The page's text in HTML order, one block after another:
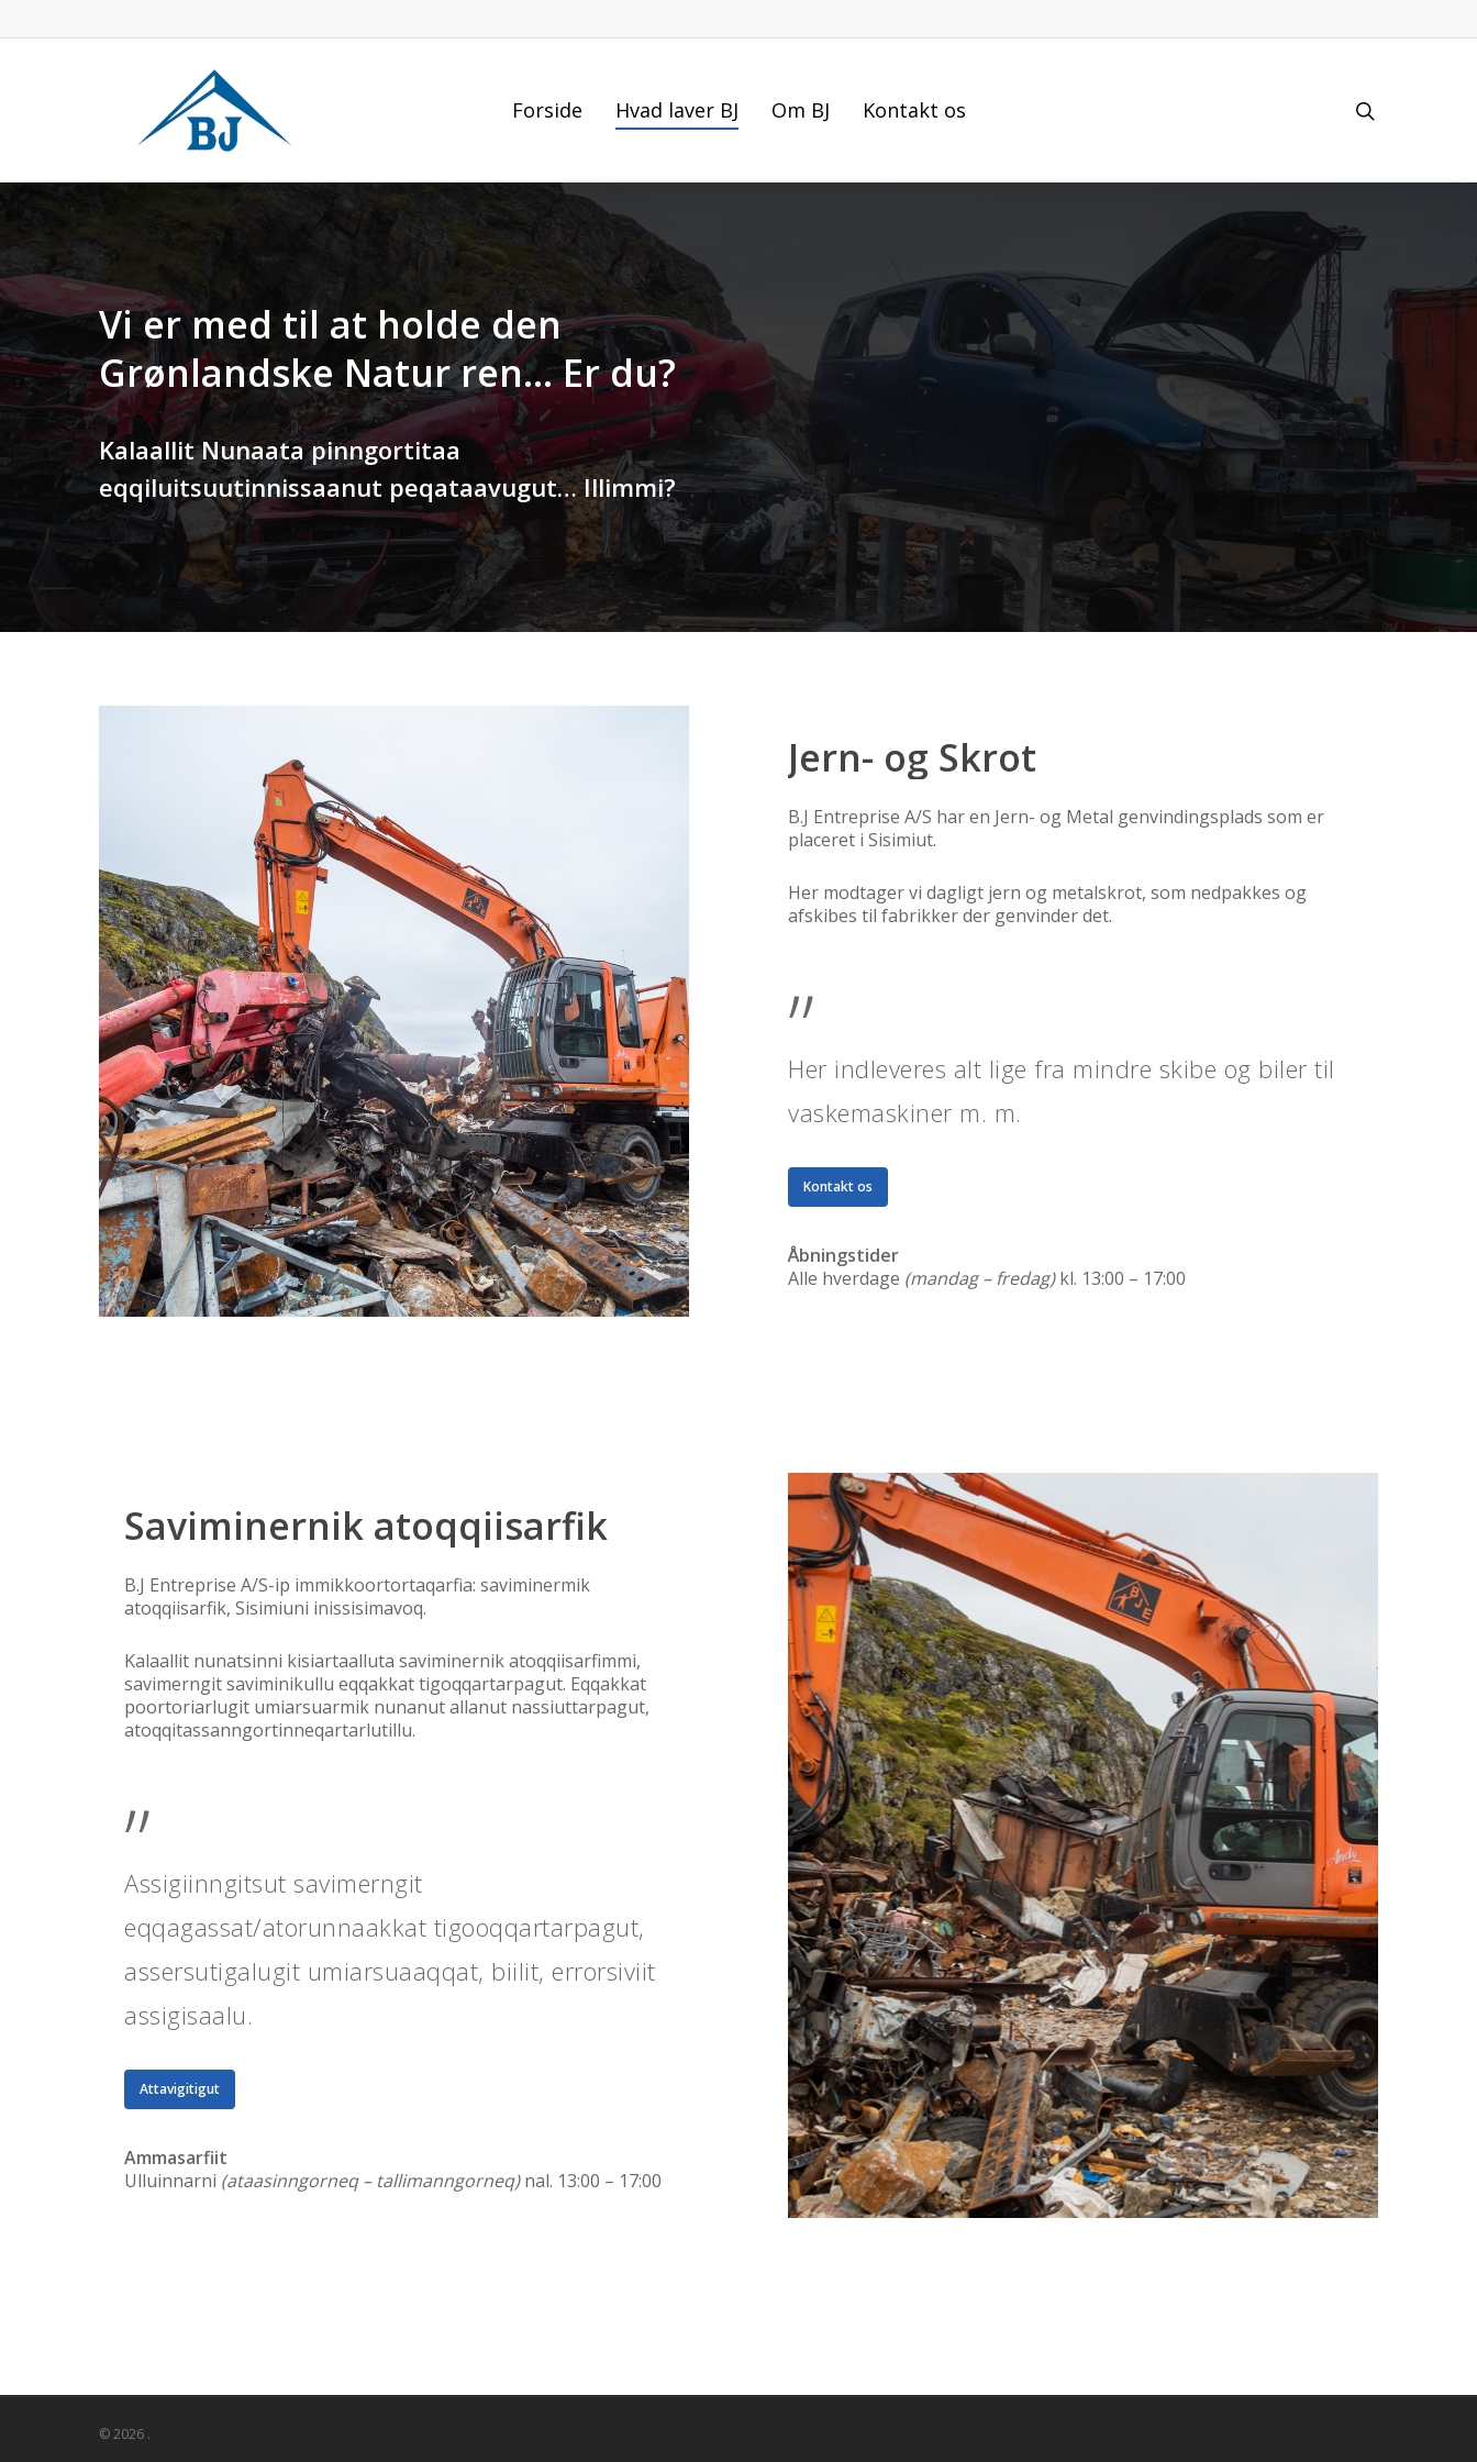
to
Forside Hvad laver BJ Om BJ Kontakt os
Vi er med til at holde den
Grønlandske Natur ren… Er du?
Kalaallit Nunaata pinngortitaa
eqqiluitsuutinnissaanut peqataavugut… Illimmi?
Jern- og Skrot
B.J Entreprise A/S har en Jern- og Metal genvindingsplads som er
placeret i Sisimiut.
Her modtager vi dagligt jern og metalskrot, som nedpakkes og
afskibes til fabrikker der genvinder det.
”
Her indleveres alt lige fra mindre skibe og biler til
vaskemaskiner m. m.
Kontakt os
Åbningstider
Alle hverdage (mandag – fredag)kl. 13:00 – 17:00
Saviminernik atoqqiisarfik
B.J Entreprise A/S-ip immikkoortortaqarfia: saviminermik
atoqqiisarfik, Sisimiuni inissisimavoq.
Kalaallit nunatsinni kisiartaalluta saviminernik atoqqiisarfimmi,
savimerngit saviminikullu eqqakkat tigoqqartarpagut. Eqqakkat
poortoriarlugit umiarsuarmik nunanut allanut nassiuttarpagut,
atoqqitassanngortinneqartarlutillu.
”
Assigiinngitsut savimerngit
eqqagassat/atorunnaakkat tigooqqartarpagut,
assersutigalugit umiarsuaaqqat, biilit, errorsiviit
assigisaalu.
Attavigitigut
Ammasarfiit
Ulluinnarni (ataasinngorneq – tallimanngorneq)nal. 13:00 – 17:00
© 2026 .